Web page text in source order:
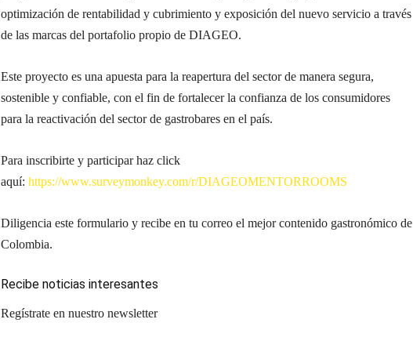
optimización de rentabilidad y cubrimiento y exposición del nuevo servicio a través
de las marcas del portafolio propio de DIAGEO.
Este proyecto es una apuesta para la reapertura del sector de manera segura,
sostenible y confiable, con el fin de fortalecer la confianza de los consumidores
para la reactivación del sector de gastrobares en el país.
Para inscribirte y participar haz click
aquí: https://www.surveymonkey.com/r/DIAGEOMENTORROOMS
Diligencia este formulario y recibe en tu correo el mejor contenido gastronómico de
Colombia.
Recibe noticias interesantes
Regístrate en nuestro newsletter